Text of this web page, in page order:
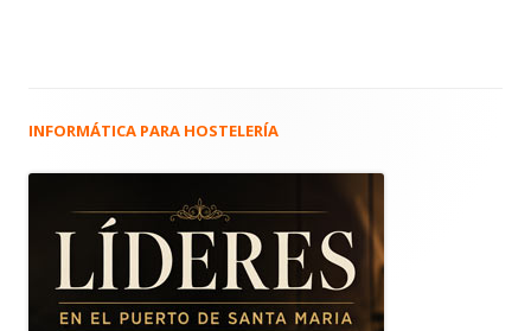
Barra
principal
INFORMÁTICA PARA HOSTELERÍA